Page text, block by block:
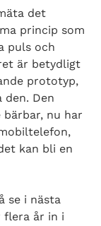
det
princip som
puls och
är betydligt
prototyp,
Den
nu har
kan bli en
se i nästa
flera år in i